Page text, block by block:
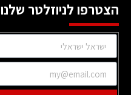
הצטרפו לניוזלטר שלנו